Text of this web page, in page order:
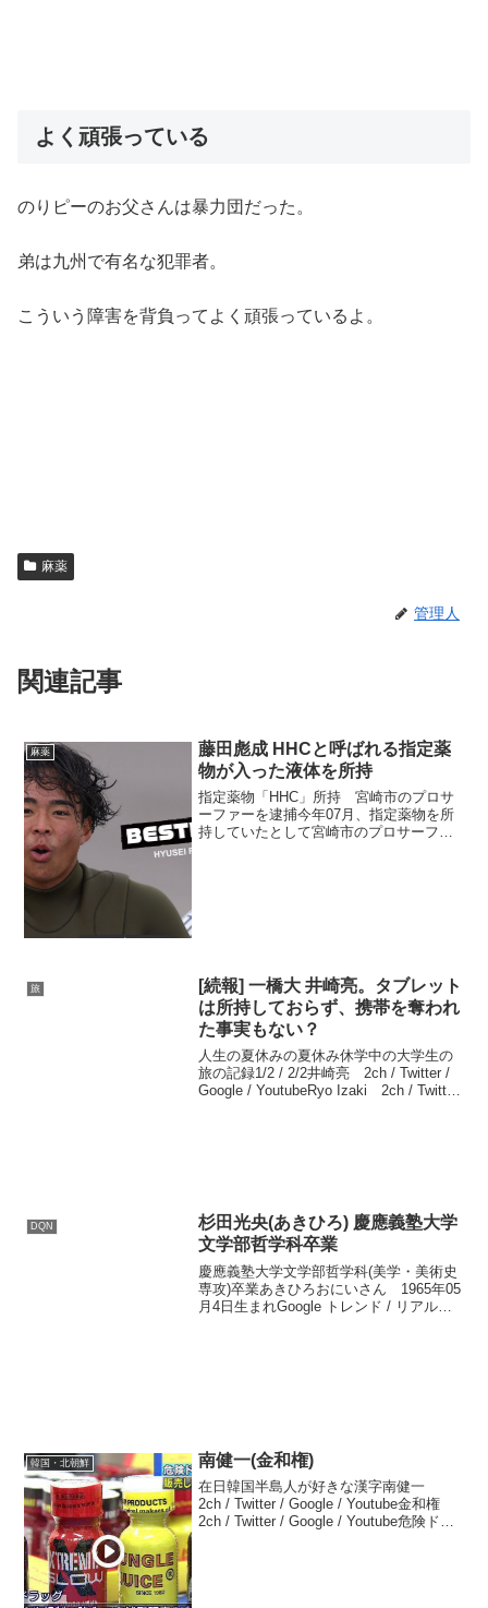
よく頑張っている
のりピーのお父さんは暴力団だった。
弟は九州で有名な犯罪者。
こういう障害を背負ってよく頑張っているよ。
麻薬
管理人
関連記事
麻薬
藤田彪成 HHCと呼ばれる指定薬
物が入った液体を所持
指定薬物「HHC」所持 宮崎市のプロサ
ーファーを逮捕今年07月、指定薬物を所
持していたとして宮崎市のプロサーファ
旅
[続報] 一橋大 井崎亮。タブレット
は所持しておらず、携帯を奪われ
た事実もない？
人生の夏休みの夏休み休学中の大学生の
旅の記録1/2 / 2/2井崎亮 2ch / Twitter /
Google / YoutubeRyo Izaki 2ch / Twitter
DQN
杉田光央(あきひろ) 慶應義塾大学
文学部哲学科卒業
慶應義塾大学文学部哲学科(美学・美術史
専攻)卒業あきひろおにいさん 1965年05
月4日生まれGoogle トレンド / リアルタ
韓国・北朝鮮 南健一(金和権)
在日韓国半島人が好きな漢字南健一
2ch / Twitter / Google / Youtube金和権
2ch / Twitter / Google / Youtube危険ドラ